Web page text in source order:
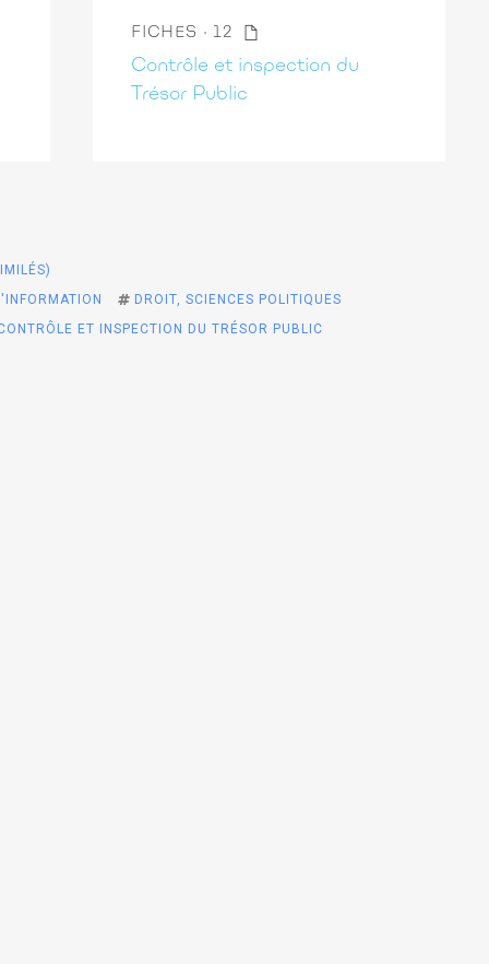
FICHES 12
Contrôle et inspection du
Trésor Public
DROIT, SCIENCES POLITIQUES
ET INSPECTION DU TRÉSOR PUBLIC